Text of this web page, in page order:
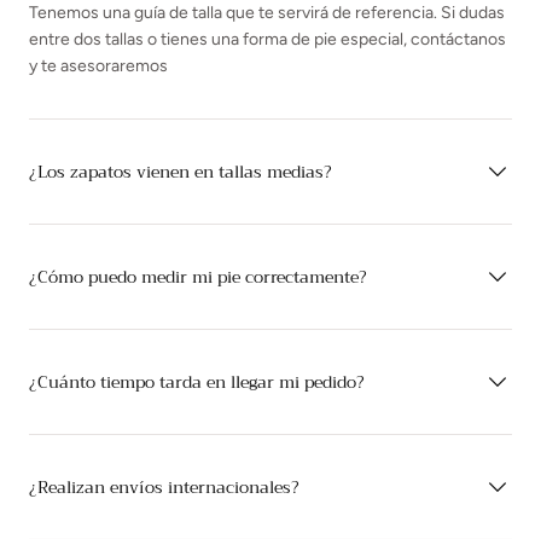
Tenemos una guía de talla que te servirá de referencia. Si dudas
entre dos tallas o tienes una forma de pie especial, contáctanos
y te asesoraremos
¿Los zapatos vienen en tallas medias?
¿Cómo puedo medir mi pie correctamente?
¿Cuánto tiempo tarda en llegar mi pedido?
¿Realizan envíos internacionales?